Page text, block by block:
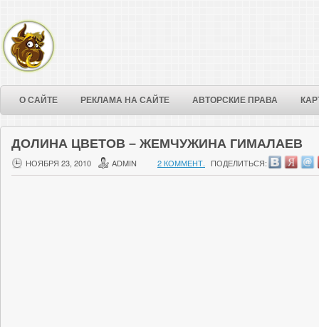
О САЙТЕ РЕКЛАМА НА САЙТЕ АВТОРСКИЕ ПРАВА
ДОЛИНА ЦВЕТОВ – ЖЕМЧУЖИНА ГИМАЛАЕВ
НОЯБРЯ 23, 2010 ADMIN 2 КОММЕНТ. ПОДЕЛИТЬСЯ: